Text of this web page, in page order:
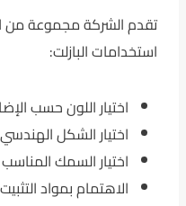
تقدم الشركة مجموعة من
استخدامات البازلت:
اختيار اللون حسب
اختيار الشكل
اختيار السمك
الاهتمام بمواد